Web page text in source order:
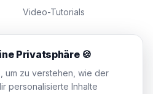
Video-Tutorials
Privatsphäre 🍪
um zu verstehen, wie der
personalisierte Inhalte